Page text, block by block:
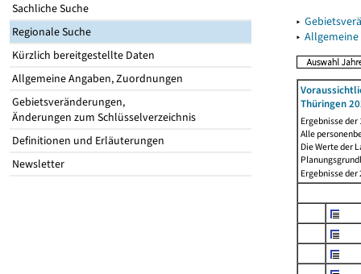
Sachliche Suche
Regionale Suche
Kürzlich bereitgestellte Daten
Allgemeine Angaben, Zuordnungen
Gebietsveränderungen,
Änderungen zum Schlüsselverzeichnis
Definitionen und Erläuterungen
Newsletter
▸
▸
Thüringen
Ergebnisse
Alle
Die Werte der
Ergebnisse